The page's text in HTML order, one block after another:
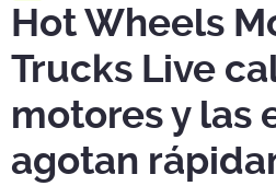
Hot Wheels
Trucks Live
motores y las
agotan